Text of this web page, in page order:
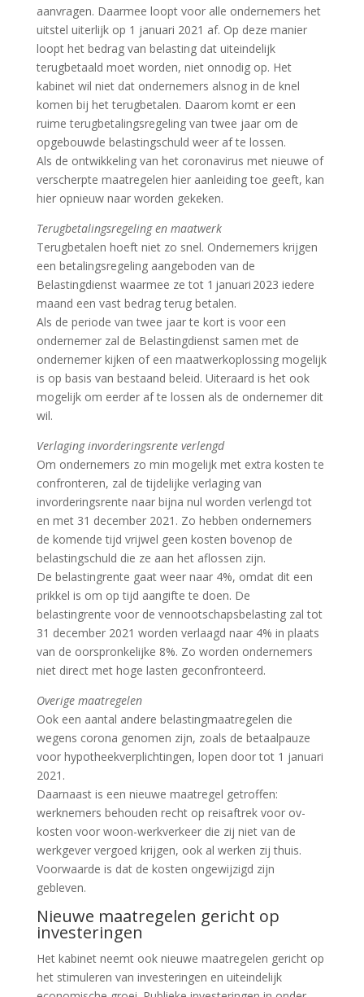
aanvragen. Daarmee loopt voor alle ondernemers het
uitstel uiterlijk op 1 januari 2021 af. Op deze manier
loopt het bedrag van belasting dat uiteindelijk
terugbetaald moet worden, niet onnodig op. Het
kabinet wil niet dat ondernemers alsnog in de knel
komen bij het terugbetalen. Daarom komt er een
ruime terugbetalingsregeling van twee jaar om de
opgebouwde belastingschuld weer af te lossen.
Als de ontwikkeling van het coronavirus met nieuwe of
verscherpte maatregelen hier aanleiding toe geeft, kan
hier opnieuw naar worden gekeken.
Terugbetalingsregeling en maatwerk
Terugbetalen hoeft niet zo snel. Ondernemers krijgen
een betalingsregeling aangeboden van de
Belastingdienst waarmee ze tot 1 januari 2023 iedere
maand een vast bedrag terug betalen.
Als de periode van twee jaar te kort is voor een
ondernemer zal de Belastingdienst samen met de
ondernemer kijken of een maatwerkoplossing mogelijk
is op basis van bestaand beleid. Uiteraard is het ook
mogelijk om eerder af te lossen als de ondernemer dit
wil.
Verlaging invorderingsrente verlengd
Om ondernemers zo min mogelijk met extra kosten te
confronteren, zal de tijdelijke verlaging van
invorderingsrente naar bijna nul worden verlengd tot
en met 31 december 2021. Zo hebben ondernemers
de komende tijd vrijwel geen kosten bovenop de
belastingschuld die ze aan het aflossen zijn.
De belastingrente gaat weer naar 4%, omdat dit een
prikkel is om op tijd aangifte te doen. De
belastingrente voor de vennootschapsbelasting zal tot
31 december 2021 worden verlaagd naar 4% in plaats
van de oorspronkelijke 8%. Zo worden ondernemers
niet direct met hoge lasten geconfronteerd.
Overige maatregelen
Ook een aantal andere belastingmaatregelen die
wegens corona genomen zijn, zoals de betaalpauze
voor hypotheekverplichtingen, lopen door tot 1 januari
2021.
Daarnaast is een nieuwe maatregel getroffen:
werknemers behouden recht op reisaftrek voor ov-
kosten voor woon-werkverkeer die zij niet van de
werkgever vergoed krijgen, ook al werken zij thuis.
Voorwaarde is dat de kosten ongewijzigd zijn
gebleven.
Nieuwe maatregelen gericht op
investeringen
Het kabinet neemt ook nieuwe maatregelen gericht op
het stimuleren van investeringen en uiteindelijk